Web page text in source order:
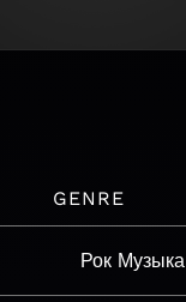
GENRE
Рок Музыка